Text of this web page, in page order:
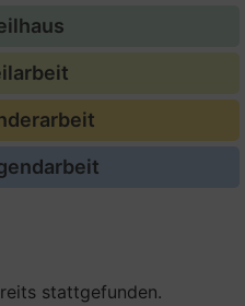
stattgefunden.